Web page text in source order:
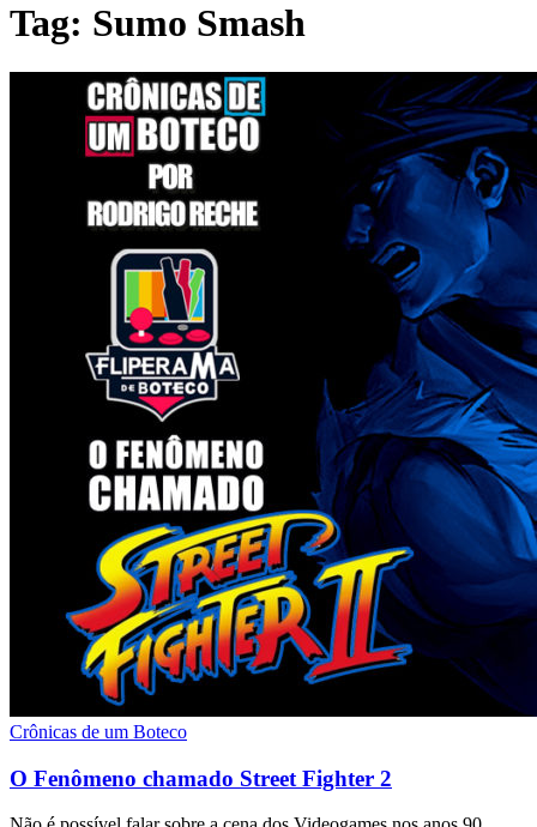
Tag: Sumo Smash
Crônicas de um Boteco
O Fenômeno chamado Street Fighter 2